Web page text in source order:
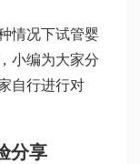
情况下试管婴
小编为大家分
自行进行对
分享